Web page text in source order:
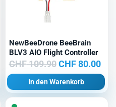
NewBeeDrone BeeBrain
BLV3 AIO Flight Controller
CHF109.90
Preis
war:
CHF 109.90
CHF80.00
ist:
In den Warenkorb